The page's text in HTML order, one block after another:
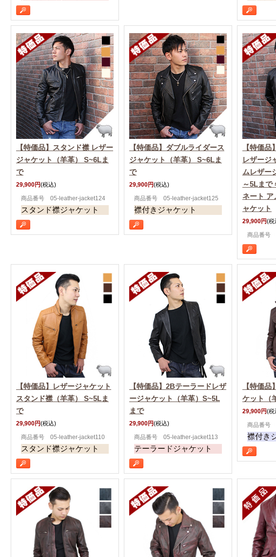
【特価品】スタンド襟 レザー
ジャケット（羊革） S~6Lま
で
29,900円(税込)
商品番号 05-leather-jacket124
スタンド襟ジャケット
【特価品】ダブルライダース
ジャケット（羊革） S~6Lま
で
29,900円(税込)
商品番号 05-leather-jacket125
襟付きジャケット
【特価
レザージ
ムレザー
～5Lまで
ネート ア
ャケット
29,900円(税
商品番号
【特価品】レザージャケット
スタンド襟（羊革） S~5Lま
で
29,900円(税込)
商品番号 05-leather-jacket110
スタンド襟ジャケット
【特価品】2Bテーラードレザ
ージャケット（羊革）S~5L
まで
29,900円(税込)
商品番号 05-leather-jacket113
テーラードジャケット
【特価
ケット（
29,900円(税
商品番号
襟付き